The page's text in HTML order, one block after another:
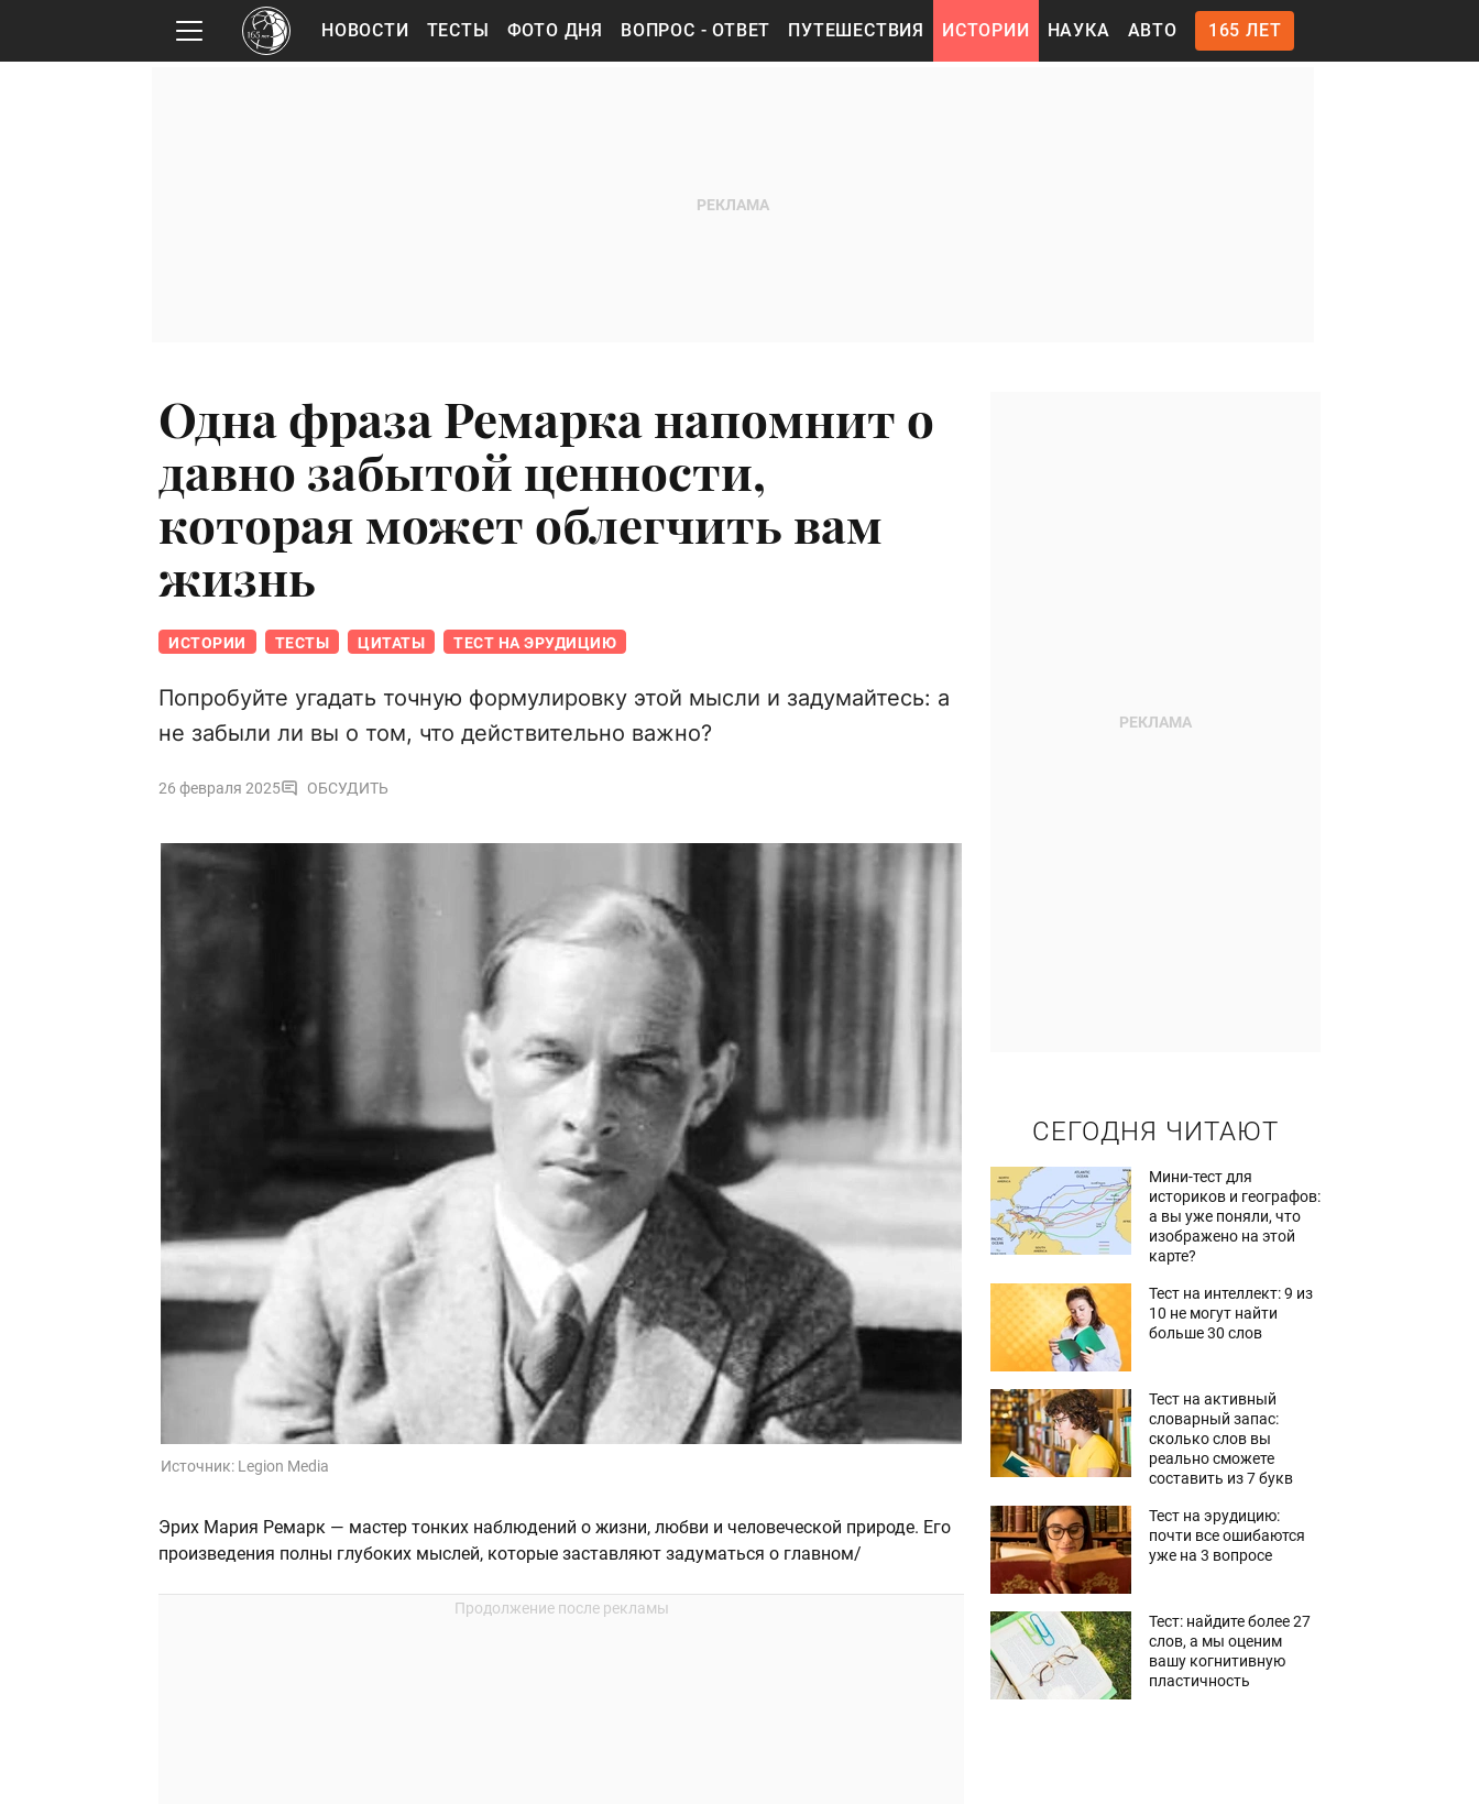
НОВОСТИ ТЕСТЫ ФОТО ДНЯ ВОПРОС - ОТВЕТ ПУТЕШЕСТВИЯ ИСТОРИИ НАУКА АВТО 165 ЛЕТ
Одна фраза Ремарка напомнит о
давно забытой ценности,
которая может облегчить вам
жизнь
ИСТОРИИ ТЕСТЫ ЦИТАТЫ ТЕСТ НА ЭРУДИЦИЮ
Попробуйте угадать точную формулировку этой мысли и задумайтесь: а
не забыли ли вы о том, что действительно важно?
26 февраля 2025 ОБСУДИТЬ
Источник: Legion Media
Эрих Мария Ремарк — мастер тонких наблюдений о жизни, любви и человеческой природе. Его
произведения полны глубоких мыслей, которые заставляют задуматься о главном/
СЕГОДНЯ ЧИТАЮТ
Мини-тест для
историков и географов:
а вы уже поняли, что
изображено на этой
карте?
Тест на интеллект: 9 из
10 не могут найти
больше 30 слов
Тест на активный
словарный запас:
сколько слов вы
реально сможете
составить из 7 букв
Тест на эрудицию:
почти все ошибаются
уже на 3 вопросе
Тест: найдите более 27
слов, а мы оценим
вашу когнитивную
пластичность